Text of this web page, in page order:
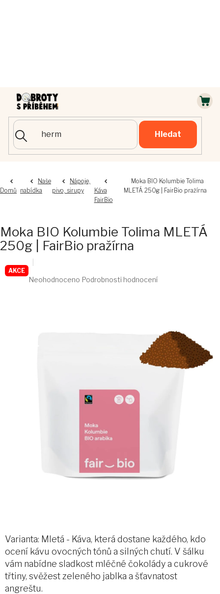
Hledat
Domů
Naše
nabídka
Nápoje,
pivo, sirupy
Káva
FairBio
Moka BIO Kolumbie Tolima
MLETÁ 250g | FairBio pražírna
Moka BIO Kolumbie Tolima MLETÁ
250g | FairBio pražírna
AKCE
hodnocení
Neohodnoceno Podrobnosti hodnocení
Varianta: Mletá - Káva, která dostane každého, kdo
ocení kávu ovocných tónů a silných chutí. V šálku
vám nabídne sladkost mléčné čokolády a cukrové
třtiny, svěžest zeleného jablka a šťavnatost
angreštu.